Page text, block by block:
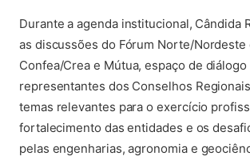
Durante a agenda institucional, Cândida
as discussões do Fórum Norte/Nordeste
Confea/Crea e Mútua, espaço de
representantes dos Conselhos
temas relevantes para o exercício
fortalecimento das entidades e os
pelas engenharias, agronomia e